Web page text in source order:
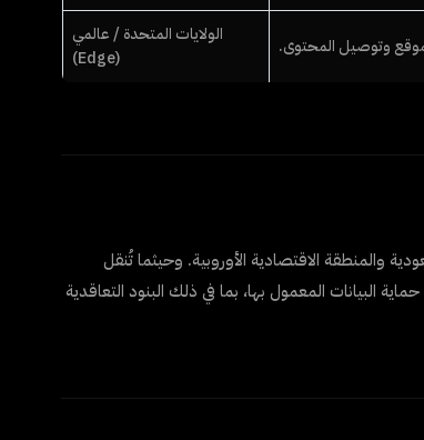
وتوصيل المحتوى.
الولايات المتحدة / عالمي
(Edge)
والمنطقة الاقتصادية الأوروبية. وحيثما تُنقل
البيانات المعمول بها، بما في ذلك البنود التعاقدية